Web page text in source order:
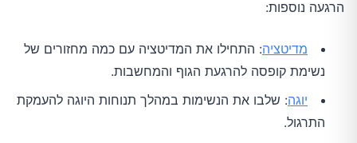
הרגעה נוספות:
מדיטציה: התחילו את המדיטציה עם כמה מחזורים של
נשימת קופסה להרגעת הגוף והמחשבות.
יוגה: שלבו את הנשימות במהלך תנוחות היוגה להעמקת
התרגול.